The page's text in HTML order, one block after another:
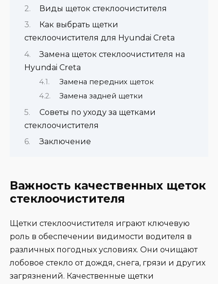
Виды щеток стеклоочистителя
Как выбрать щетки
стеклоочистителя для Hyundai Creta
Замена щеток стеклоочистителя на
Hyundai Creta
Замена передних щеток
Замена задней щетки
Советы по уходу за щетками
стеклоочистителя
Заключение
Важность качественных щеток
стеклоочистителя
Щетки стеклоочистителя играют ключевую
роль в обеспечении видимости водителя в
различных погодных условиях. Они очищают
лобовое стекло от дождя, снега, грязи и других
загрязнений. Качественные щетки